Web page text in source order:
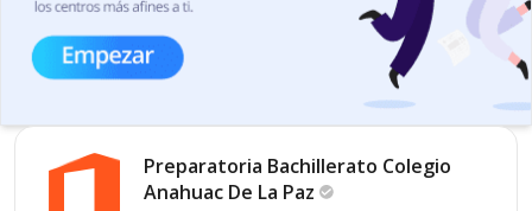
Preparatoria Bachillerato Colegio
Anahuac De La Paz